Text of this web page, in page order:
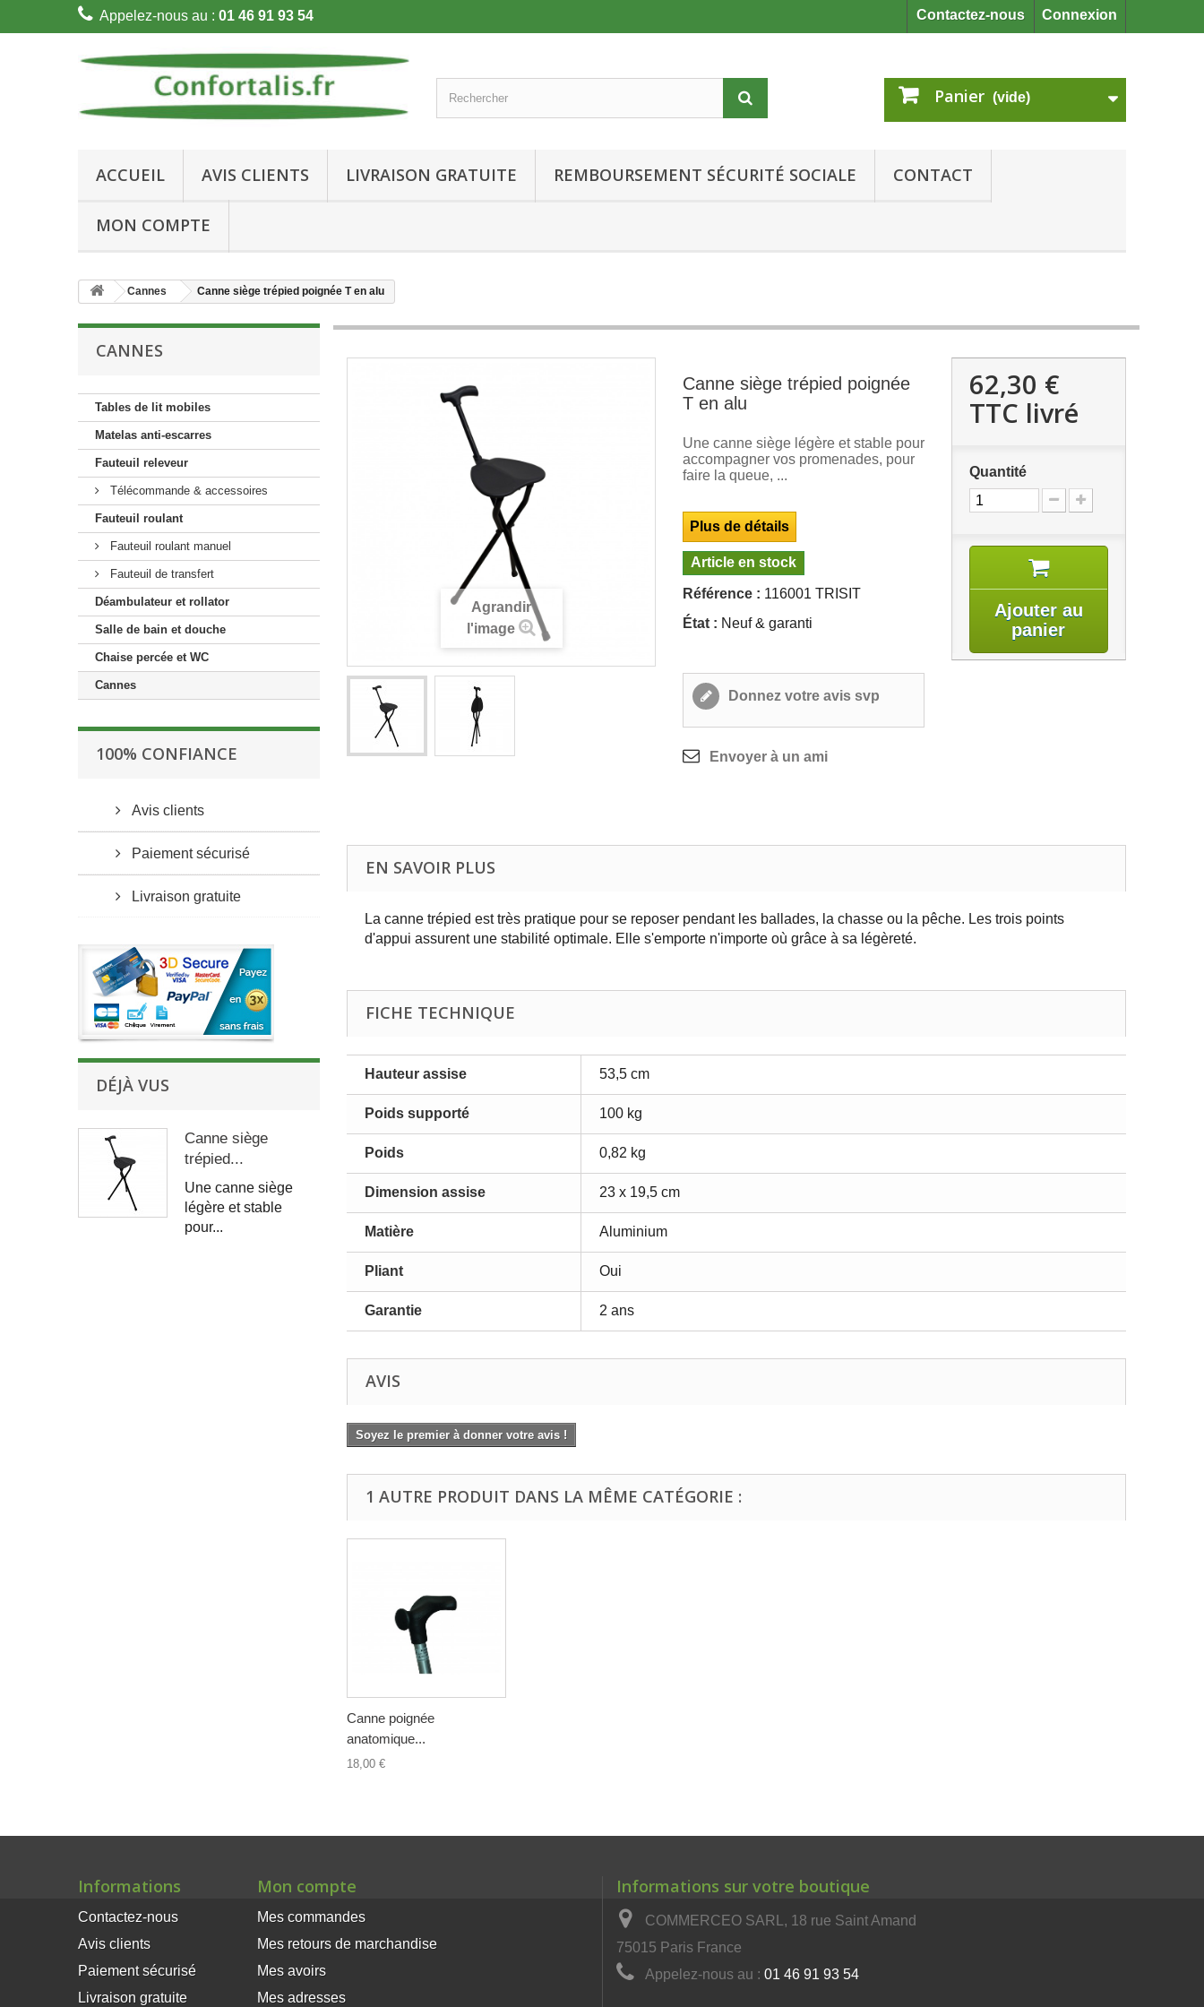
Connexion
Contactez-nous
Appelez-nous au : 01 46 91 93 54
Panier (vide)
ACCUEIL AVIS CLIENTS LIVRAISON GRATUITE REMBOURSEMENT SÉCURITÉ SOCIALE CONTACT
MON COMPTE
Cannes Canne siège trépied poignée T en alu
CANNES
Tables de lit mobiles
Matelas anti-escarres
Fauteuil releveur
Télécommande & accessoires
Fauteuil roulant
Fauteuil roulant manuel
Fauteuil de transfert
Déambulateur et rollator
Salle de bain et douche
Chaise percée et WC
Cannes
100% CONFIANCE
Avis clients
Paiement sécurisé
Livraison gratuite
DÉJÀ VUS
Canne siège
trépied...
Une canne siège
légère et stable
pour...
Agrandir
l'image
Canne siège trépied poignée
T en alu
Une canne siège légère et stable pour
accompagner vos promenades, pour
faire la queue, ...
Plus de détails
Article en stock
Référence : 116001 TRISIT
État : Neuf & garanti
Donnez votre avis svp
Envoyer à un ami
62,30 €
TTC livré
Quantité
Ajouter au
panier
EN SAVOIR PLUS
La canne trépied est très pratique pour se reposer pendant les ballades, la chasse ou la pêche. Les trois points
d'appui assurent une stabilité optimale. Elle s'emporte n'importe où grâce à sa légèreté.
FICHE TECHNIQUE
Hauteur assise 53,5 cm
Poids supporté 100 kg
Poids 0,82 kg
Dimension assise 23 x 19,5 cm
Matière Aluminium
Pliant Oui
Garantie 2 ans
AVIS
Soyez le premier à donner votre avis !
1 AUTRE PRODUIT DANS LA MÊME CATÉGORIE :
Canne poignée
anatomique...
18,00 €
Informations
Contactez-nous
Avis clients
Paiement sécurisé
Livraison gratuite
Mon compte
Mes commandes
Mes retours de marchandise
Mes avoirs
Mes adresses
Informations sur votre boutique
COMMERCEO SARL, 18 rue Saint Amand
75015 Paris France
Appelez-nous au : 01 46 91 93 54